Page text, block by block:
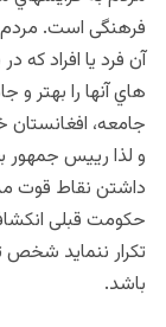
فرهنگی است. مردم
آن فرد یا افراد که
هاي آنها را بهتر و
جامعه،
و لذا رييس جمهور
داشتن نقاط قوت
حکومت قبلی
تکرار ننماید شخص
باشد.